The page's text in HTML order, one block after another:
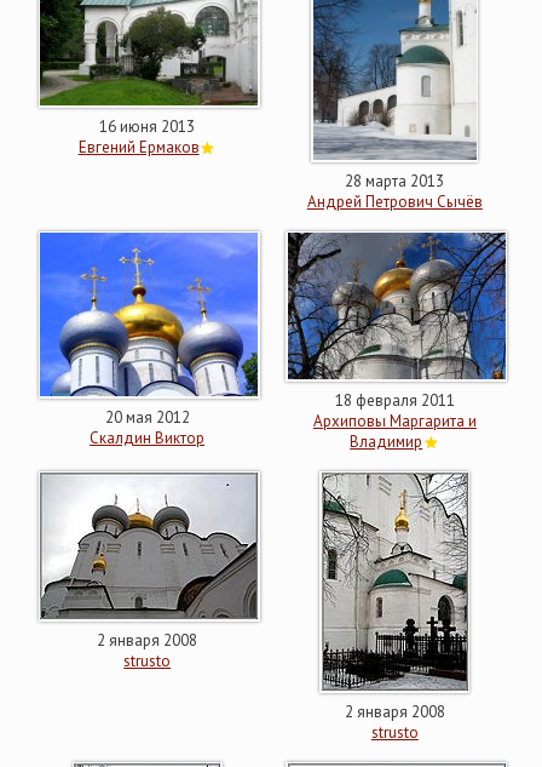
16 июня 2013
Евгений Ермаков
28 марта 2013
Андрей Петрович Сычёв
20 мая 2012
Скалдин Виктор
18 февраля 2011
Архиповы Маргарита и
Владимир
2 января 2008
strusto
2 января 2008
strusto